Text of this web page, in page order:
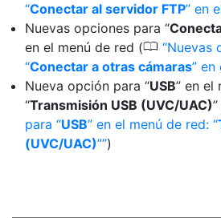
“Conectar al servidor FTP” en
Nuevas opciones para “
en el menú de red (0 Nuevas
“Conectar a otras cámaras” en
Nueva opción para “USB” en el
“Transmisión USB (UVC/UAC)
para “USB” en el menú de red: “
(UVC/UAC)” )